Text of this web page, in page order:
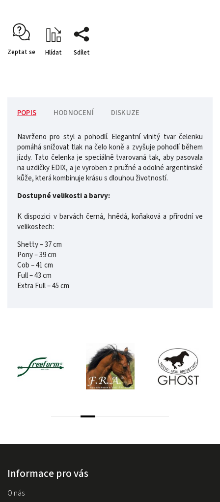
Zeptat se Hlídat Sdílet
POPIS HODNOCENÍ DISKUZE
Navrženo pro styl a pohodlí. Elegantní vlnitý tvar čelenku
pomáhá snižovat tlak na čelo koně a zvyšuje pohodlí během
jízdy. Tato čelenka je speciálně tvarovaná tak, aby pasovala
na uzdičky EDIX, a je vyroben z pružné a odolné argentinské
kůže, která kombinuje krásu s dlouhou životností.
Dostupné velikosti a barvy:
K dispozici v barvách černá, hnědá, koňaková a přírodní ve
velikostech:
Shetty – 37 cm
Pony – 39 cm
Cob – 41 cm
Full – 43 cm
Extra Full – 45 cm
Informace pro vás
O nás